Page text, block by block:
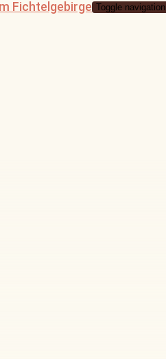
Toggle navigation